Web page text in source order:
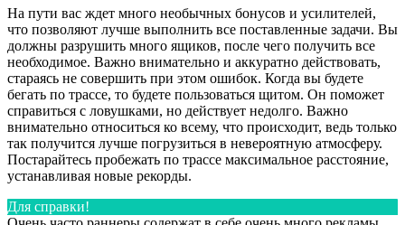
На пути вас ждет много необычных бонусов и усилителей,
что позволяют лучше выполнить все поставленные задачи. Вы
должны разрушить много ящиков, после чего получить все
необходимое. Важно внимательно и аккуратно действовать,
стараясь не совершить при этом ошибок. Когда вы будете
бегать по трассе, то будете пользоваться щитом. Он поможет
справиться с ловушками, но действует недолго. Важно
внимательно относиться ко всему, что происходит, ведь только
так получится лучше погрузиться в невероятную атмосферу.
Постарайтесь пробежать по трассе максимальное расстояние,
устанавливая новые рекорды.
Для справки!